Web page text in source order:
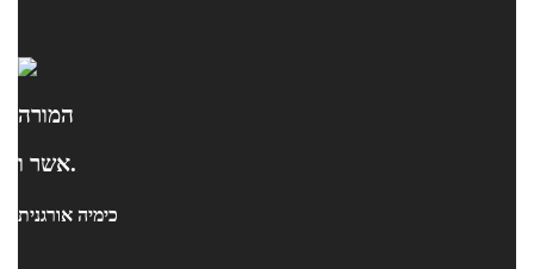
המורה
אשר ו.
כימיה אורגנית